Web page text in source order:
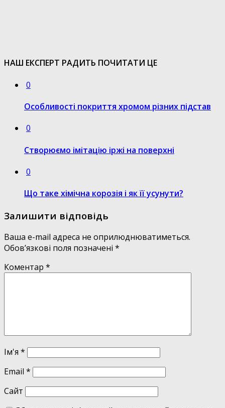
НАШ ЕКСПЕРТ РАДИТЬ ПОЧИТАТИ ЦЕ
0
Особливості покриття хромом різних підстав
0
Створюємо імітацію іржі на поверхні
0
Що таке хімічна корозія і як її усунути?
Залишити відповідь
Ваша e-mail адреса не оприлюднюватиметься.
Обов’язкові поля позначені *
Коментар *
Ім'я *
Email *
Сайт